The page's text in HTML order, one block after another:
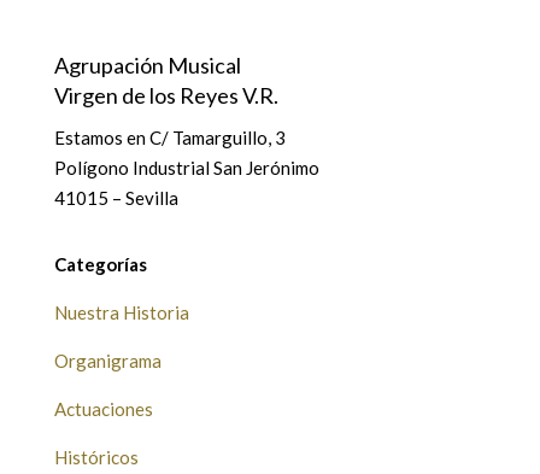
Agrupación Musical
Virgen de los Reyes V.R.
Estamos enC/ Tamarguillo, 3
Polígono Industrial San Jerónimo
41015 – Sevilla
Categorías
Nuestra Historia
Organigrama
Actuaciones
Históricos